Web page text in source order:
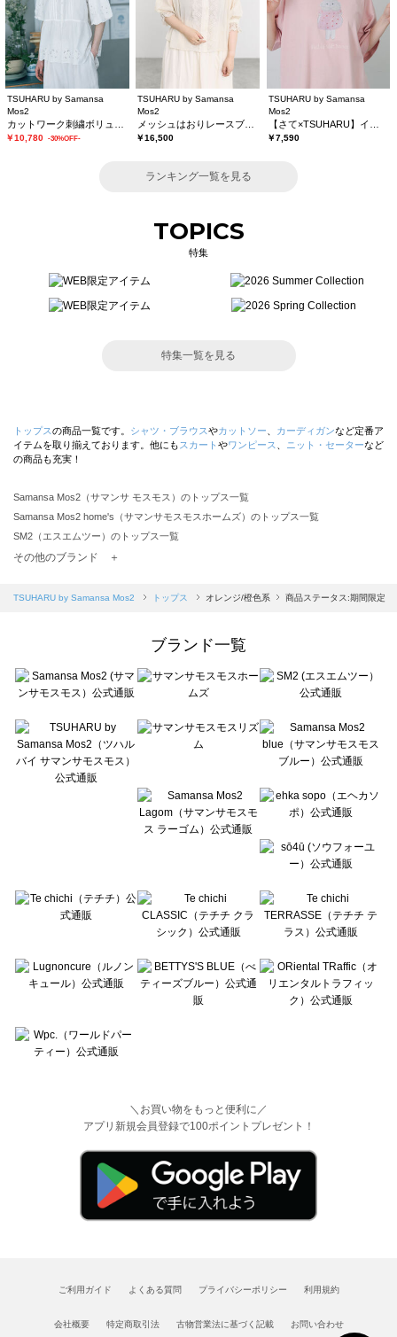
TSUHARU by Samansa
Mos2
￥10,780 -30%OFF-
TSUHARU by Samansa
Mos2
￥16,500
TSUHARU by Samansa
Mos2
￥7,590
ランキング一覧を見る
TOPICS
特集
特集一覧を見る
トップスの商品一覧です。 シャツ・ブラウスやカットソー カーディガンなど定番ア
イテムを取り揃えております。他にも スカート やワンピース ニット・セーターなど
の商品も充実！
Samansa Mos2（サマンサ モスモス）のトップス一覧
Samansa Mos2 home's（サマンサモスモスホームズ）のトップス一覧
SM2（エスエムツー）のトップス一覧
TSUHARU by Samansa Mos2（ツハルバイサマンサモスモス）のトップス一覧
Samansa Mos2 blue（サマンサモスモス ブルー）のトップス一覧
sō4ū（ソウフォーユー）のトップス一覧
Te chichi（テチチ）のトップス一覧
Te chichi CLASSIC（テチチ クラシック）のトップス一覧
Lugnoncure（ルノンキュール）のトップス一覧
BETTY'S BLUE（べティーズブルー）のトップス一覧
Wpc.（ワールドパーティー）のトップス一覧
その他のブランド ＋
TSUHARU by Samansa Mos2 トップス オレンジ/橙色系 商品ステータス:期間限定
ブランド一覧
＼お買い物をもっと便利に／
アプリ新規会員登録で100ポイントプレゼント！
ご利用ガイド よくある質問 プライバシーポリシー 利用規約
会社概要 特定商取引法 古物営業法に基づく記載 お問い合わせ